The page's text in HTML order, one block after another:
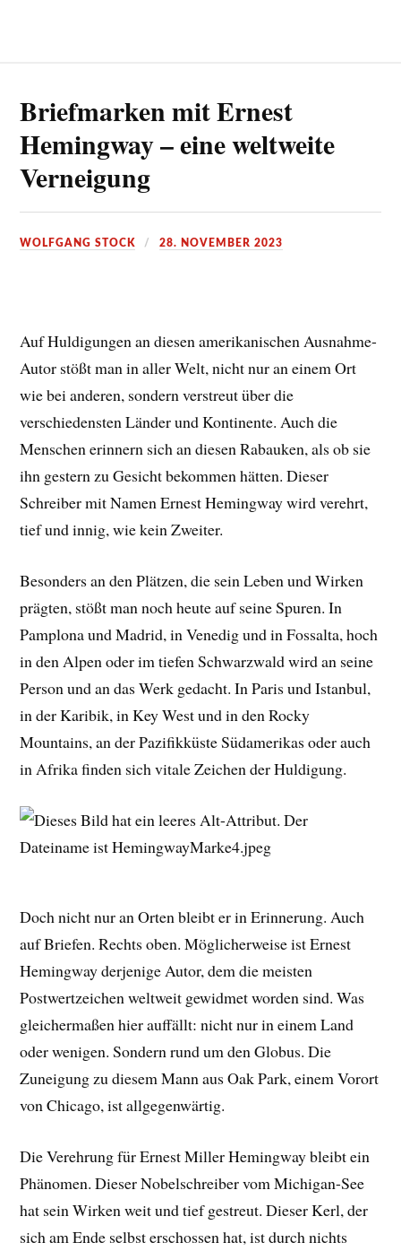
Briefmarken mit Ernest
Hemingway – eine weltweite
Verneigung
WOLFGANG STOCK 28. NOVEMBER 2023
Auf Huldigungen an diesen amerikanischen Ausnahme-
Autor stößt man in aller Welt, nicht nur an einem Ort
wie bei anderen, sondern verstreut über die
verschiedensten Länder und Kontinente. Auch die
Menschen erinnern sich an diesen Rabauken, als ob sie
ihn gestern zu Gesicht bekommen hätten. Dieser
Schreiber mit Namen Ernest Hemingway wird verehrt,
tief und innig, wie kein Zweiter.
Besonders an den Plätzen, die sein Leben und Wirken
prägten, stößt man noch heute auf seine Spuren. In
Pamplona und Madrid, in Venedig und in Fossalta, hoch
in den Alpen oder im tiefen Schwarzwald wird an seine
Person und an das Werk gedacht. In Paris und Istanbul,
in der Karibik, in Key West und in den Rocky
Mountains, an der Pazifikküste Südamerikas oder auch
in Afrika finden sich vitale Zeichen der Huldigung.
Doch nicht nur an Orten bleibt er in Erinnerung. Auch
auf Briefen. Rechts oben. Möglicherweise ist Ernest
Hemingway derjenige Autor, dem die meisten
Postwertzeichen weltweit gewidmet worden sind. Was
gleichermaßen hier auffällt: nicht nur in einem Land
oder wenigen. Sondern rund um den Globus. Die
Zuneigung zu diesem Mann aus Oak Park, einem Vorort
von Chicago, ist allgegenwärtig.
Die Verehrung für Ernest Miller Hemingway bleibt ein
Phänomen. Dieser Nobelschreiber vom Michigan-See
hat sein Wirken weit und tief gestreut. Dieser Kerl, der
sich am Ende selbst erschossen hat, ist durch nichts